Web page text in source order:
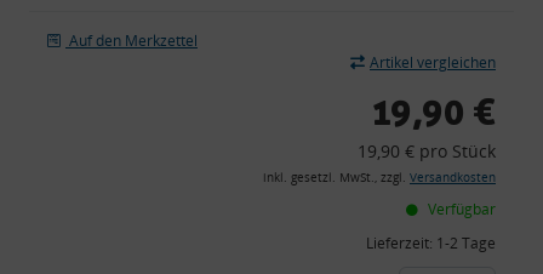
Auf den Merkzettel
Artikel vergleichen
19,90 €
19,90 € pro Stück
inkl. gesetzl. MwSt., zzgl. Versandkosten
Verfügbar
Lieferzeit: 1-2 Tage